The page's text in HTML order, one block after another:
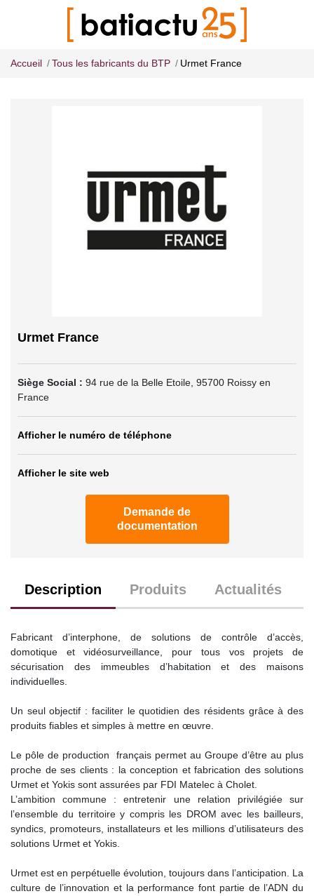
Accueil Tous les fabricants du BTP Urmet France
Urmet France
Siège Social : 94 rue de la Belle Etoile 95700 Roissy en
France
Afficher le numéro de téléphone
Afficher le site web
Demande de
documentation
Description Produits Actualités
Fabricant d’interphone, de solutions de contrôle d’accès,
domotique et vidéosurveillance, pour tous vos projets de
sécurisation des immeubles d’habitation et des maisons
individuelles.
Un seul objectif : faciliter le quotidien des résidents grâce à des
produits fiables et simples à mettre en œuvre.
Le pôle de production français permet au Groupe d’être au plus
proche de ses clients : la conception et fabrication des solutions
Urmet et Yokis sont assurées par FDI Matelec à Cholet.
L’ambition commune : entretenir une relation privilégiée sur
l’ensemble du territoire y compris les DROM avec les bailleurs,
syndics, promoteurs, installateurs et les millions d’utilisateurs des
solutions Urmet et Yokis.
Urmet est en perpétuelle évolution, toujours dans l’anticipation. La
culture de l’innovation et la performance font partie de l’ADN du